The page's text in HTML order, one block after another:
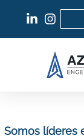
Somos líderes